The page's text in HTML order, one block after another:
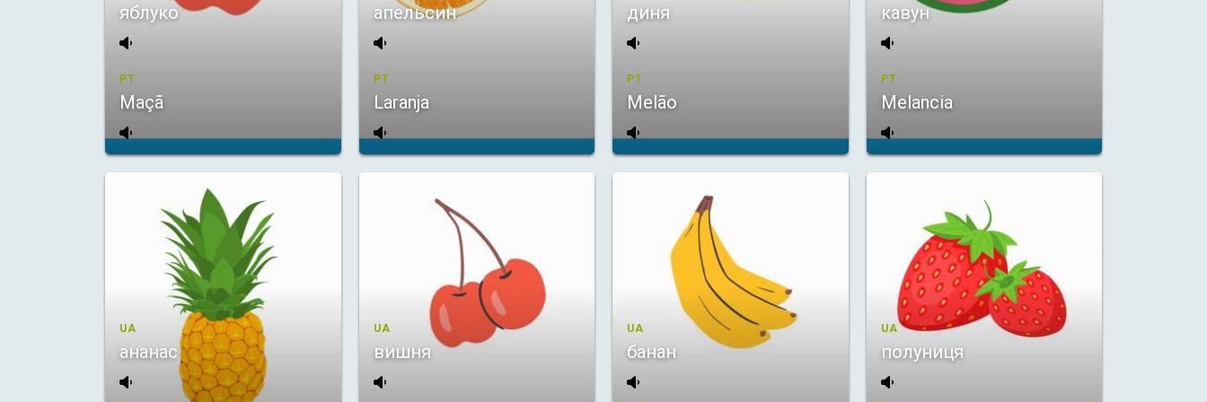
яблуко
PT
Maçã
апельсин
PT
Laranja
диня
PT
Melão
кавун
PT
Melancia
UA
ананас
UA
вишня
UA
банан
UA
полуниця